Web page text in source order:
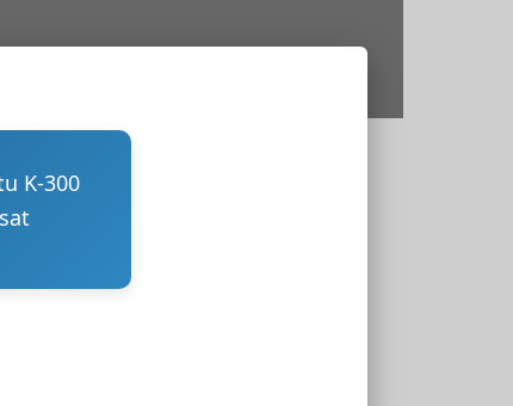
K-300